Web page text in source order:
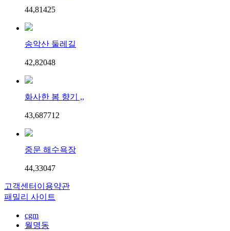
44,81425
송악산 둘레길
42,82048
화사한 봄 향기 ,,
43,687712
중문 해수욕장
44,33047
고객센터 이용약관
패밀리 사이트
cgm
월명동